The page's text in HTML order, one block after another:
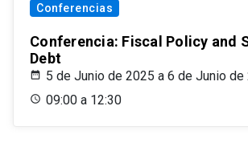
Conferencias
Conferencia: Fiscal Policy and
Debt
5 de Junio de 2025 a 6 de Junio de
09:00 a 12:30